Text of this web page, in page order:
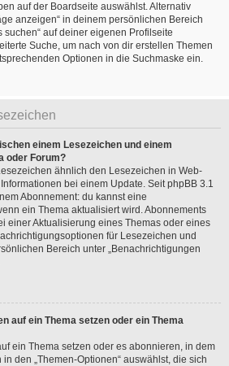
auf der Boardseite auswählst. Alternativ
anzeigen“ in deinem persönlichen Bereich
suchen“ auf deiner eigenen Profilseite
Suche, um nach von dir erstellen Themen
Optionen in die Suchmaske ein.
einem Lesezeichen und einem
oder Forum?
ähnlich den Lesezeichen in Web-
bei einem Update. Seit phpBB 3.1
Abonnement: du kannst eine
ein Thema aktualisiert wird. Abonnements
einer Aktualisierung eines Themas oder eines
für Lesezeichen und
Bereich unter „Benachrichtigungen
auf ein Thema setzen oder ein Thema
ein Thema setzen oder es abonnieren, in dem
den „Themen-Optionen“ auswählst, die sich